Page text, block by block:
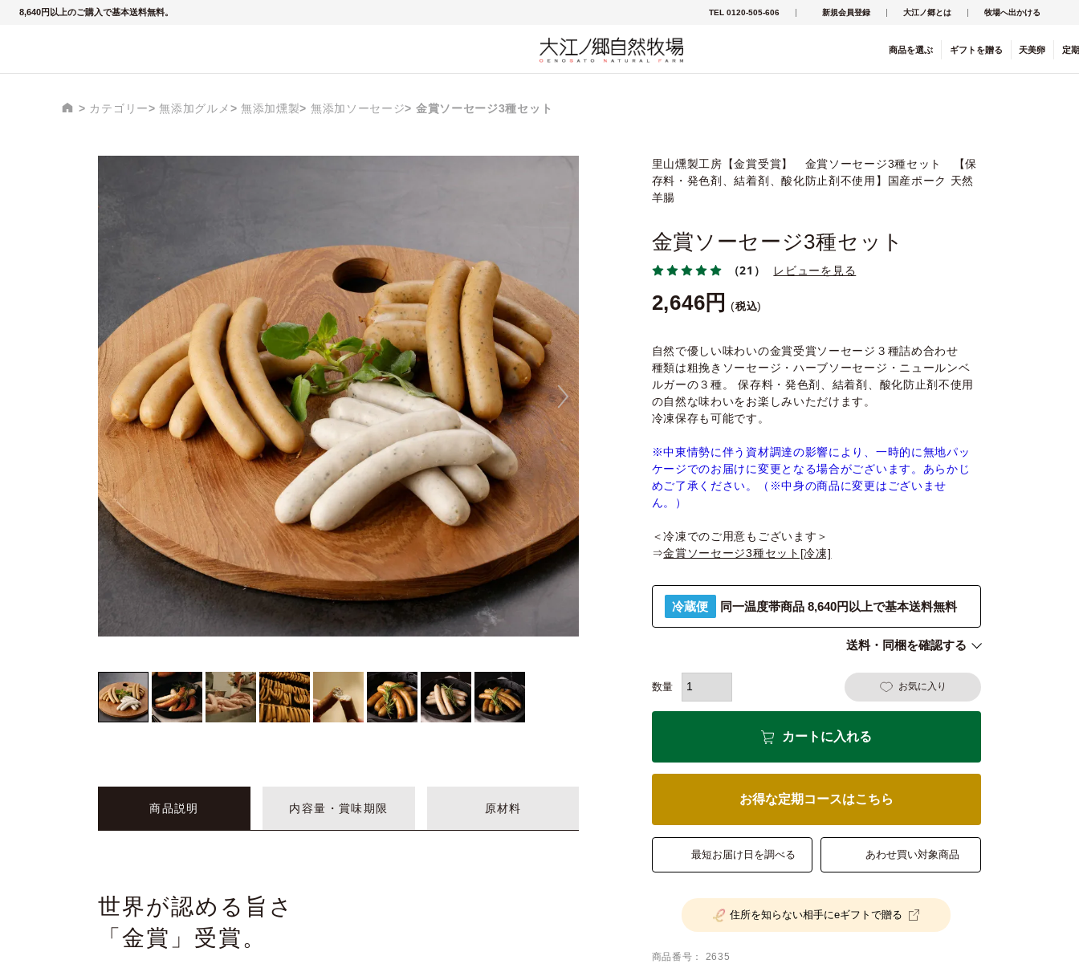
8,640円以上のご購入で基本送料無料。 TEL 0120-505-606 新規会員登録 大江ノ郷とは 牧場へ出かける
商品を選ぶ ギフト を贈る 天美卵 定
カテゴリー 無添加グルメ 無添加燻製 無添加ソーセージ 金賞ソーセージ3種セット
里山燻製工房【金賞受賞】 金賞ソーセージ3種セット 【保
存料・発色剤、結着剤、酸化防止剤不使用】国産ポーク 天然
羊腸
金賞ソーセージ3種セット
（21） レビューを見る
2,646 税込
自然で優しい味わいの金賞受賞ソーセージ３種詰め合わせ
種類は粗挽きソーセージ・ハーブソーセージ・ニュールンベ
ルガーの３種。 保存料・発色剤、結着剤、酸化防止剤不使用
の自然な味わいをお楽しみいただけます。
冷凍保存も可能です。
※中東情勢に伴う資材調達の影響により、一時的に無地パッ
ケージでのお届けに変更となる場合がございます。あらかじ
めご了承ください。（※中身の商品に変更はございませ
ん。）
＜冷凍でのご用意もございます＞
⇒金賞ソーセージ3種セット[冷凍]
冷蔵便 同一温度帯商品 8,640円以上で基本送料無料
送料・同梱を確認する
お気に入り
カートに入れる
お得な定期コースはこちら
最短お届け日を調べる あわせ買い対象商品
住所を知らない相手にeギフトで贈る
商品番号 2635
商品説明 内容量・賞味期限 原材料
世界が認める旨さ
「金賞」受賞。